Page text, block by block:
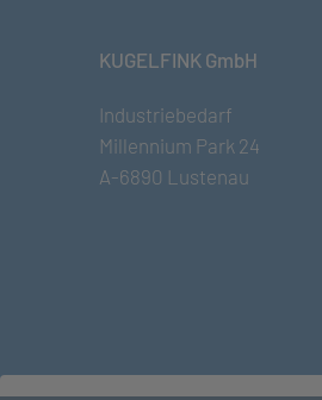
KUGELFINK GmbH
Industriebedarf
Millennium Park 24
A-6890 Lustenau